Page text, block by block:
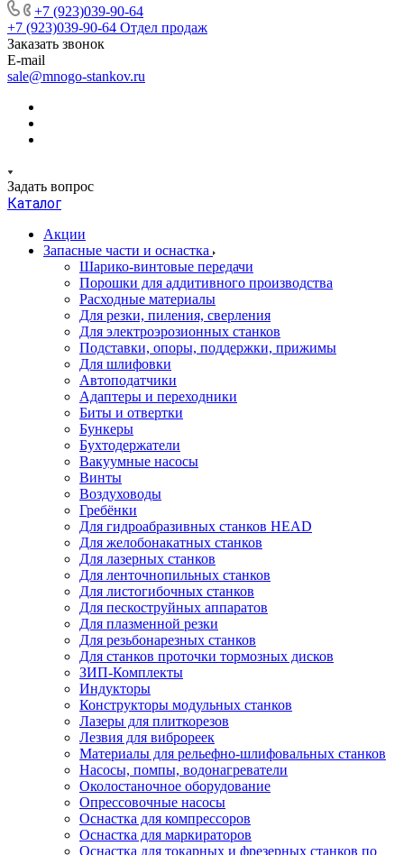
+7 (923)039-90-64
+7 (923)039-90-64 Отдел продаж
Заказать звонок
E-mail
sale@mnogo-stankov.ru
Задать вопрос
Каталог
Акции
Запасные части и оснастка
Шарико-винтовые передачи
Порошки для аддитивного производства
Расходные материалы
Для резки, пиления, сверления
Для электроэрозионных станков
Подставки, опоры, поддержки, прижимы
Для шлифовки
Автоподатчики
Адаптеры и переходники
Биты и отвертки
Бункеры
Бухтодержатели
Вакуумные насосы
Винты
Воздуховоды
Гребёнки
Для гидроабразивных станков HEAD
Для желобонакатных станков
Для лазерных станков
Для ленточнопильных станков
Для листогибочных станков
Для пескоструйных аппаратов
Для плазменной резки
Для резьбонарезных станков
Для станков проточки тормозных дисков
ЗИП-Комплекты
Индукторы
Конструкторы модульных станков
Лазеры для плиткорезов
Лезвия для виброреек
Материалы для рельефно-шлифовальных станков
Насосы, помпы, водонагреватели
Околостаночное оборудование
Опрессовочные насосы
Оснастка для компрессоров
Оснастка для маркираторов
Оснастка для токарных и фрезерных станков по